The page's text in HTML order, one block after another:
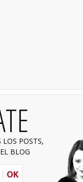
LOS POSTS,
BLOG
OK